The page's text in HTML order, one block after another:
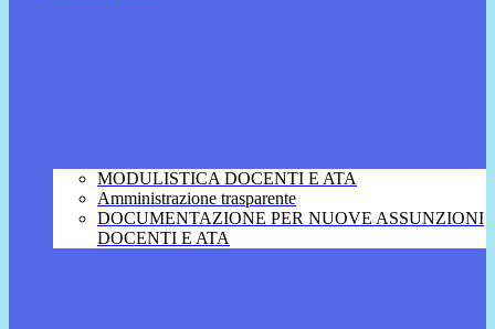
MODULISTICA DOCENTI E ATA
Amministrazione trasparente
DOCUMENTAZIONE PER NUOVE ASSUNZIONI
DOCENTI E ATA